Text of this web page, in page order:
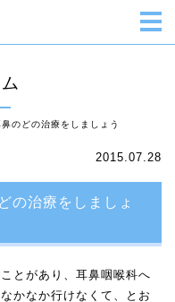
のどの治療をしましょう
2015.07.28
の治療をしましょ
とがあり、耳鼻咽喉科へ
かなか行けなくて、とお